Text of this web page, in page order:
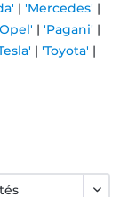
| 'Mercedes' |
| 'Pagani' |
| 'Toyota' |